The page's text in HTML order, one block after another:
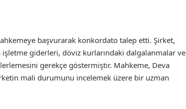
başvurarak konkordato talep etti. Şirket,
işletme giderleri, döviz kurlarındaki dalgalanmalar ve
gerekçe göstermiştir. Mahkeme, Deva
mali durumunu incelemek üzere bir uzman